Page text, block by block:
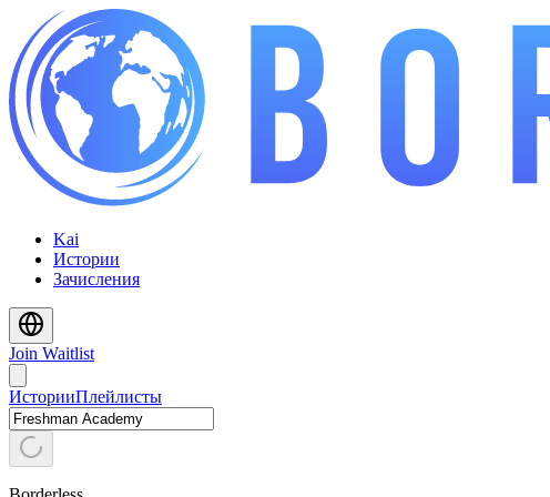
Kai
Истории
Зачисления
Join Waitlist
ИсторииПлейлисты